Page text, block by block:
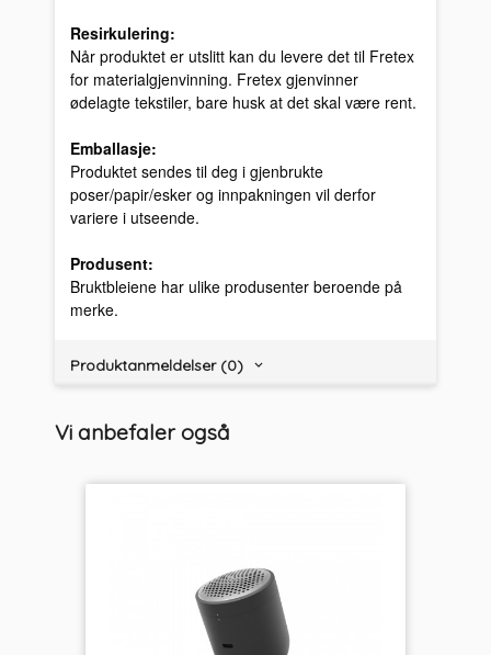
Resirkulering:
Når produktet er utslitt kan du levere det til Fretex
for materialgjenvinning. Fretex gjenvinner
ødelagte tekstiler, bare husk at det skal være rent.
Emballasje:
Produktet sendes til deg i gjenbrukte
poser/papir/esker og innpakningen vil derfor
variere i utseende.
Produsent:
Bruktbleiene har ulike produsenter beroende på
merke.
Produktanmeldelser (0)
Vi anbefaler også